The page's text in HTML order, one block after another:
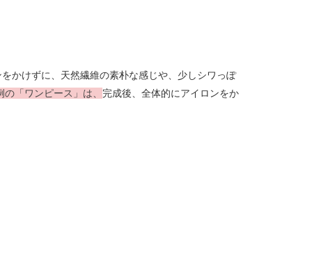
かけずに、天然繊維の素朴な感じや、少しシワっぽ
の「ワンピース」は、 完成後、全体的にアイロンをか